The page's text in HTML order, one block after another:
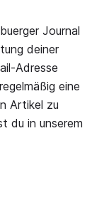
Journal
deiner
Adresse
eine
Artikel zu
du in unserem